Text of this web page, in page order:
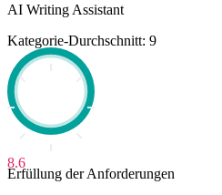
AI Writing Assistant
Kategorie-Durchschnitt: 9
8.6
Erfüllung der Anforderungen